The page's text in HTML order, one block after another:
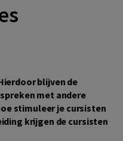
blijven de
met andere
stimuleer je cursisten
krijgen de cursisten